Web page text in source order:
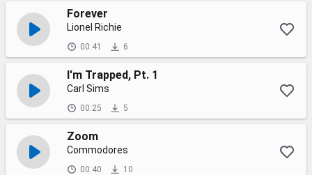
Forever
Lionel Richie
00:41 6
I'm Trapped, Pt. 1
Carl Sims
00:25 5
Zoom
Commodores
00:40 10